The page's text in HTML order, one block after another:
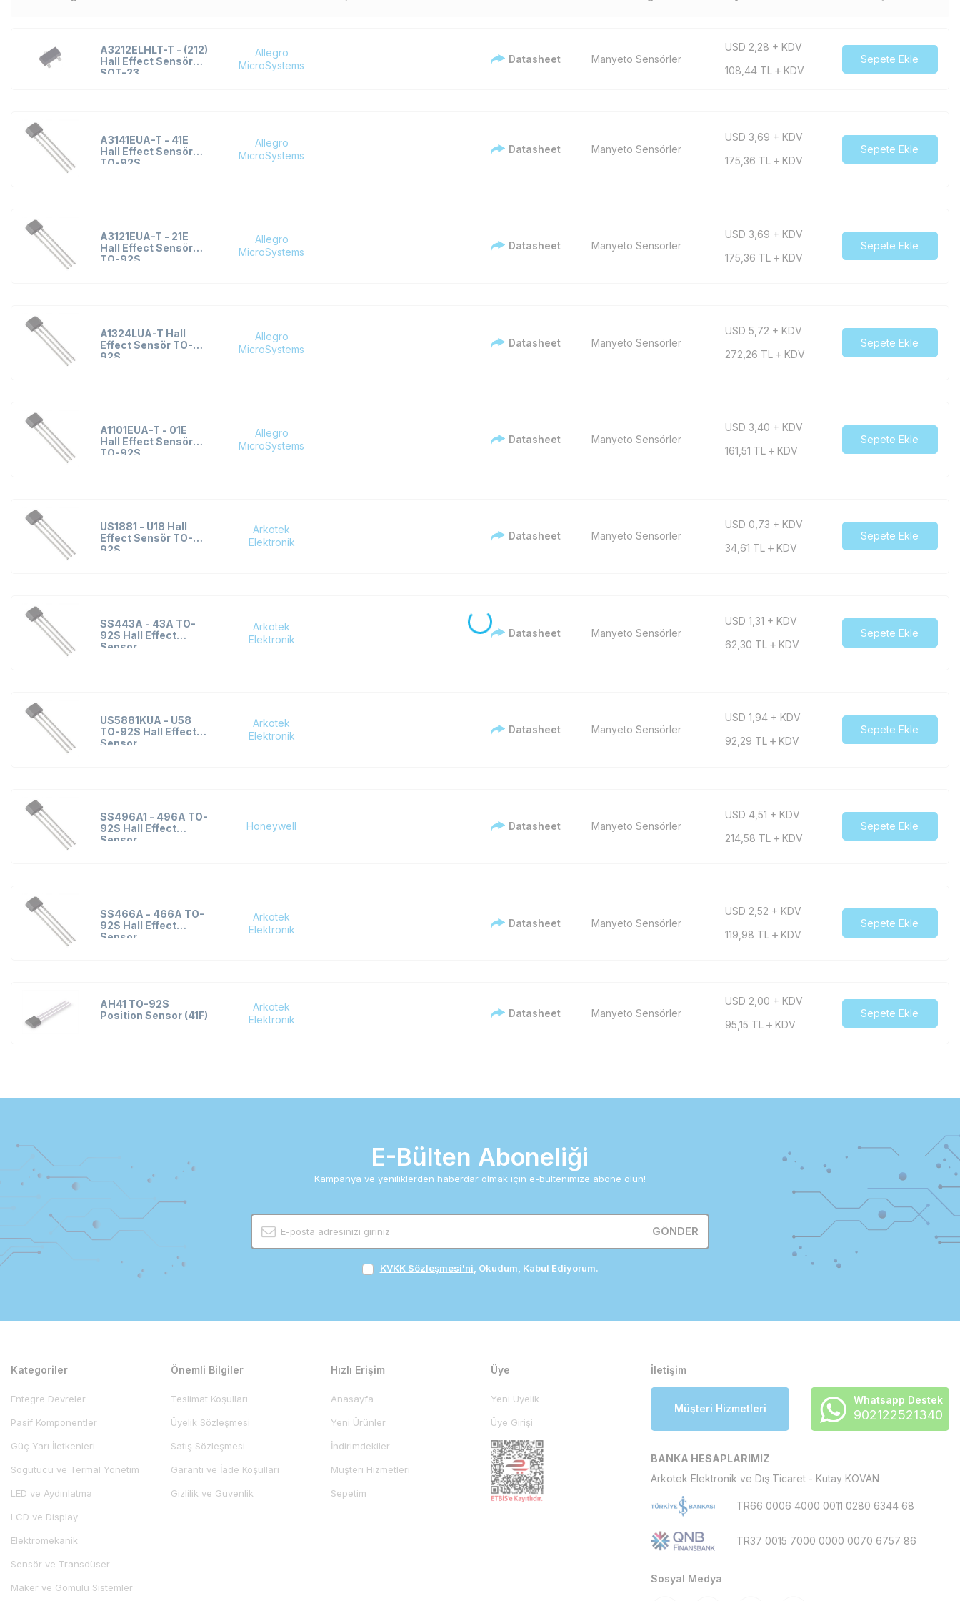
A3212ELHLT-T - (212)
Hall Effect Sensör
SOT-23
Allegro
MicroSystems
Datasheet Manyeto Sensörler
USD 2,28 + KDV
108,44TL KDV
Sepete Ekle
A3141EUA-T - 41E
Hall Effect Sensör
TO-92S
Allegro
MicroSystems
Datasheet Manyeto Sensörler
USD 3,69 + KDV
175,36 TL KDV
Sepete Ekle
A3121EUA-T - 21E
Hall Effect Sensör
TO-92S
Allegro
MicroSystems
Datasheet Manyeto Sensörler
USD 3,69 + KDV
175,36 TL KDV
Sepete Ekle
A1324LUA-T Hall
Effect Sensör TO-
92S
Allegro
MicroSystems
Datasheet Manyeto Sensörler
USD 5,72 + KDV
272,26 TL KDV
Sepete Ekle
A1101EUA-T - 01E
Hall Effect Sensör
TO-92S
Allegro
MicroSystems
Datasheet Manyeto Sensörler
USD 3,40 + KDV
161,51 TL KDV
Sepete Ekle
US1881 - U18 Hall
Effect Sensör TO-
92S
Arkotek
Elektronik
Datasheet Manyeto Sensörler
USD 0,73 + KDV
34,61 TL KDV
Sepete Ekle
SS443A - 43A TO-
92S Hall Effect
Sensor
Arkotek
Elektronik
Datasheet Manyeto Sensörler
USD 1,31 + KDV
62,30 TL KDV
Sepete Ekle
US5881KUA - U58
TO-92S Hall Effect
Sensor
Arkotek
Elektronik
Datasheet Manyeto Sensörler
USD 1,94 + KDV
92,29 TL KDV
Sepete Ekle
SS496A1 - 496A TO-
92S Hall Effect
Sensor
Honeywell Datasheet Manyeto Sensörler
USD 4,51 + KDV
214,58 TL KDV
Sepete Ekle
SS466A - 466A TO-
92S Hall Effect
Sensor
Arkotek
Elektronik
Datasheet Manyeto Sensörler
USD 2,52 + KDV
119,98 TL KDV
Sepete Ekle
AH41 TO-92S
Position Sensor (41F)
Arkotek
Elektronik
Datasheet Manyeto Sensörler
USD 2,00 + KDV
95,15 TL KDV
Sepete Ekle
E-Bülten Aboneliği
Kampanya ve yeniliklerden haberdar olmak için e-bültenimize abone olun!
GÖNDER
KVKK Sözleşmesi'ni, Okudum, Kabul Ediyorum.
Kategoriler
Entegre Devreler
Pasif Komponentler
Güç Yarı İletkenleri
Sogutucu ve Termal Yönetim
LED ve Aydınlatma
LCD ve Display
Elektromekanik
Sensör ve Transdüser
Maker ve Gömülü Sistemler
Önemli Bilgiler
Teslimat Koşulları
Üyelik Sözleşmesi
Satış Sözleşmesi
Garanti ve İade Koşulları
Gizlilik ve Güvenlik
Hızlı Erişim
Anasayfa
Yeni Ürünler
İndirimdekiler
Müşteri Hizmetleri
Sepetim
Üye
Yeni Üyelik
Üye Girişi
İletişim
Müşteri Hizmetleri
Whatsapp Destek
902122521340
BANKA HESAPLARIMIZ
Arkotek Elektronik ve Dış Ticaret - Kutay KOVAN
TR66 0006 4000 0011 0280 6344 68
TR37 0015 7000 0000 0070 6757 86
Sosyal Medya